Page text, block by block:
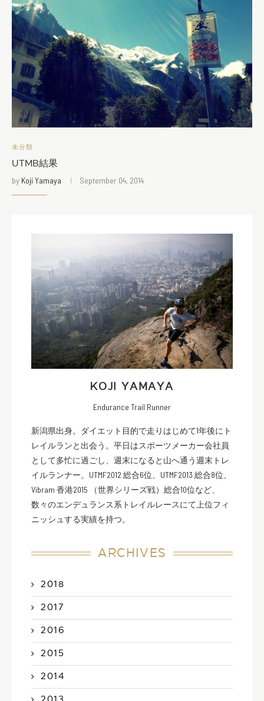
未分類
UTMB結果
by Koji Yamaya September 04, 2014
KOJI YAMAYA
Endurance Trail Runner
新潟県出身。ダイエット目的で走りはじめて1年後にト
レイルランと出会う。平日はスポーツメーカー会社員
として多忙に過ごし、週末になると山へ通う週末トレ
イルランナー。UTMF2012 総合6位、UTMF2013 総合8位、
Vibram 香港2015 （世界シリーズ戦）総合10位など、
数々のエンデュランス系トレイルレースにて上位フィ
ニッシュする実績を持つ。
ARCHIVES
2018
2017
2016
2015
2014